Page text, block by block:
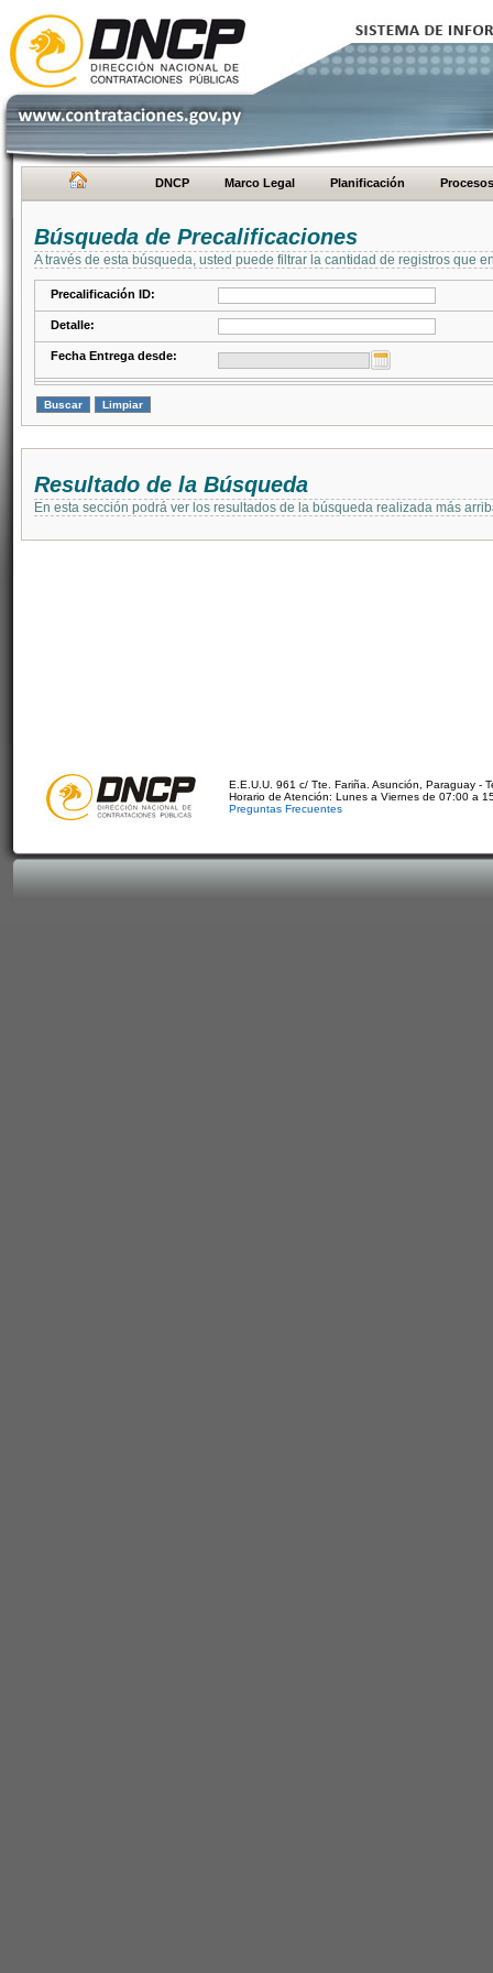
DNCP Marco Legal Planificación Procesos
Búsqueda de Precalificaciones
A través de esta búsqueda, usted puede filtrar la cantidad de registros que
Precalificación ID:
Detalle:
Fecha Entrega desde:
Resultado de la Búsqueda
En esta sección podrá ver los resultados de la búsqueda realizada más
E.E.U.U. 961 c/ Tte. Fariña. Asunción, Paraguay -
Horario de Atención: Lunes a Viernes de 07:00 a
Preguntas Frecuentes